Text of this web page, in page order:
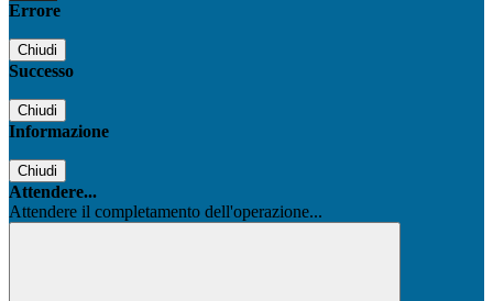
Errore
Chiudi
Successo
Chiudi
Informazione
Chiudi
Attendere...
Attendere il completamento dell'operazione...